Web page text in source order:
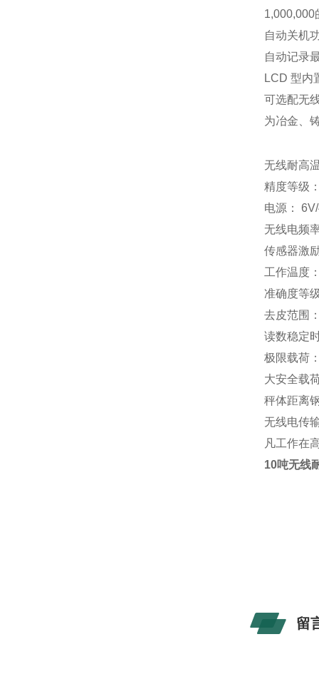
1,000,000
自动关机
自动记录
LCD 型内
可选配无
为冶金、
无线耐高
精度等级
电源：
无线电频
传感器激
工作温度
准确度等
去皮范围
读数稳定
极限载荷
大安全载
秤体距离
无线电传
凡工作在
10吨无线
留